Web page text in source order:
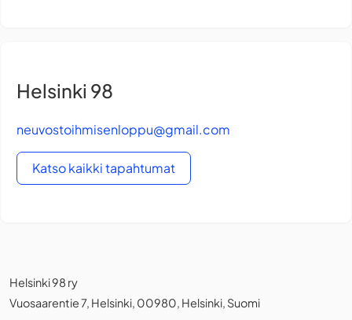
Helsinki 98
neuvostoihmisenloppu@gmail.com
Katso kaikki tapahtumat
Helsinki 98 ry
Vuosaarentie 7, Helsinki, 00980, Helsinki, Suomi